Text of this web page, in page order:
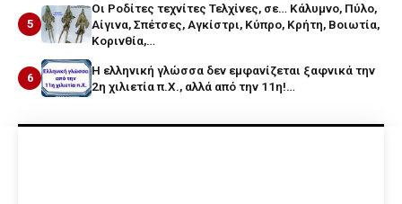
5
Οι Ροδίτες τεχνίτες Τελχίνες, σε… Κάλυμνο, Πύλο,
Αίγινα, Σπέτσες, Αγκίστρι, Κύπρο, Κρήτη, Βοιωτία,
Κορινθία,…
6
Η ελληνική γλώσσα δεν εμφανίζεται ξαφνικά την
2η χιλιετία π.Χ., αλλά από την 11η!…